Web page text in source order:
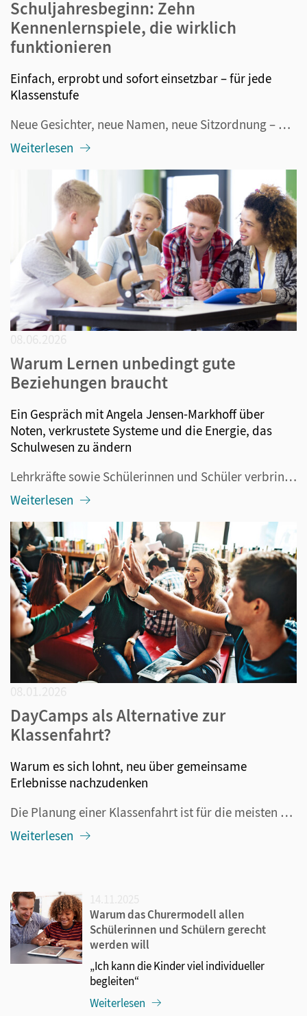
Schuljahresbeginn: Zehn
Kennenlernspiele, die wirklich
funktionieren
Einfach, erprobt und sofort einsetzbar – für jede
Klassenstufe
Neue Gesichter, neue Namen, neue Sitzordnung – und mittendrin dreißig Kinder oder Jugendliche, die zwischen Neugier und Nervosität schwanken. Der Schuljahresbeginn ist für alle Beteiligten aufregend. Und genau deshalb lohnt es sich, die ersten Stunden nicht dem Zufall zu überlassen. Kennenlernspiele...
Weiterlesen
Warum Lernen unbedingt gute
Beziehungen braucht
Ein Gespräch mit Angela Jensen-Markhoff über
Noten, verkrustete Systeme und die Energie, das
Schulwesen zu ändern
Lehrkräfte sowie Schülerinnen und Schüler verbringen täglich viele Stunden in der Schule und das über Jahre. Wichtig also, dass es ihnen an diesem Ort gut geht. Das betrifft sowohl die äußeren Bedingungen wie etwa das Gebäude oder den Klassenraum als auch und das ganz besonders: ihre Beziehung...
Weiterlesen
DayCamps als Alternative zur
Klassenfahrt?
Warum es sich lohnt, neu über gemeinsame
Erlebnisse nachzudenken
Die Planung einer Klassenfahrt ist für die meisten Lehrkräfte ein bisschen wie ein kleiner Marathon: Man jongliert Termine, Genehmigungen, Elternwünsche, Kosten und Sonderverpflegung und Übernachtungslisten. Und spätestens wenn die erste Nacht ansteht, wird klar: Eine Klassenfahrt ist nicht nur päda...
Weiterlesen
Warum das Churermodell allen
Schülerinnen und Schülern gerecht
werden will
„Ich kann die Kinder viel individueller
begleiten“
Weiterlesen